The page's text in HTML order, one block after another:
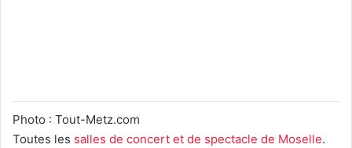
Photo : Tout-Metz.com
Toutes les salles de concert et de spectacle de Moselle.